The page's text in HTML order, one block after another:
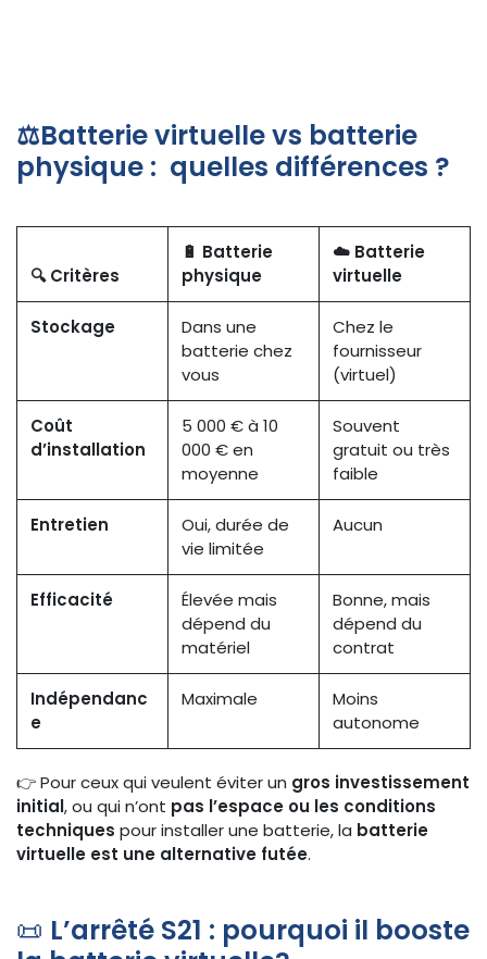
⚖️Batterie virtuelle vs batterie
physique : quelles différences ?
🔍 Critères
🔋 Batterie
physique
☁️ Batterie
virtuelle
Stockage
Dans une
batterie chez
vous
Chez le
fournisseur
(virtuel)
Coût
d’installation
5 000 € à 10
000 € en
moyenne
Souvent
gratuit ou très
faible
Entretien
Oui, durée de
vie limitée
Aucun
Efficacité
Élevée mais
dépend du
matériel
Bonne, mais
dépend du
contrat
Indépendanc
e
Maximale
Moins
autonome
👉 Pour ceux qui veulent éviter un gros investissement
initial, ou qui n’ont pas l’espace ou les conditions
techniques pour installer une batterie, la batterie
virtuelle est une alternative futée.
📜 L’arrêté S21 : pourquoi il booste